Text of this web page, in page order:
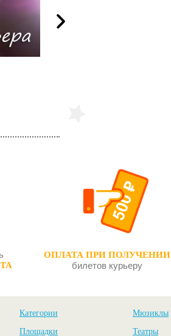
ОПЛАТА ПРИ ПОЛУЧЕНИИ
билетов курьеру
Категории
Площадки
Мюзиклы
Театры